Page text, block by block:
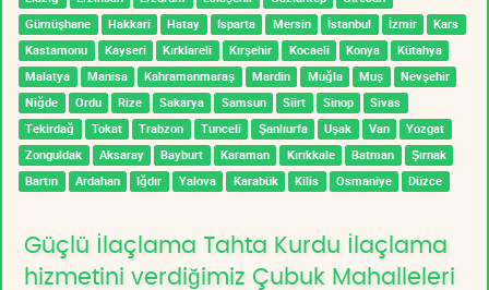
Gümüşhane
Hakkari Hatay Isparta Mersin İstanbul İzmir
Kars
Kastamonu
Kayseri Kırklareli Kırşehir Kocaeli Konya
Kütahya
Malatya
Manisa Kahramanmaraş Mardin Muğla Muş
Nevşehir
Niğde
Ordu Rize Sakarya Samsun Siirt Sinop
Sivas
Tekirdağ
Tokat Trabzon Tunceli Şanlıurfa Uşak Van
Yozgat
Zonguldak
Aksaray Bayburt Karaman Kırıkkale Batman
Şırnak
Bartın
Ardahan Iğdır Yalova Karabük Kilis Osmaniye Düzce
Güçlü İlaçlama Tahta Kurdu İlaçlama
hizmetini verdiğimiz Çubuk Mahalleleri